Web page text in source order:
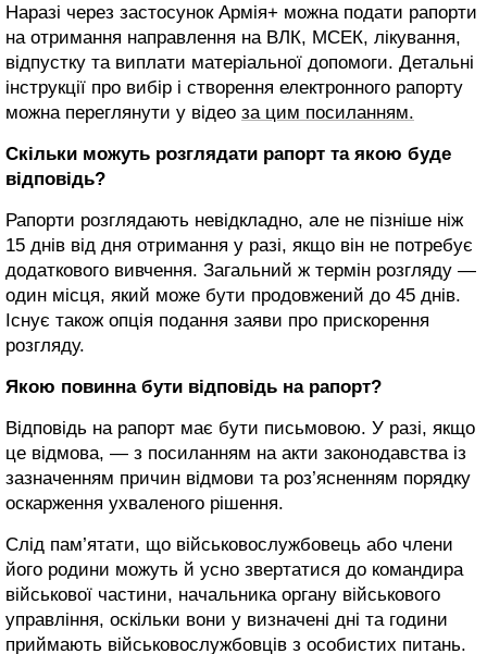
Наразі через застосунок Армія+ можна подати рапорти
на отримання направлення на ВЛК, МСЕК, лікування,
відпустку та виплати матеріальної допомоги. Детальні
інструкції про вибір і створення електронного рапорту
можна переглянути у відео за цим посиланням.
Скільки можуть розглядати рапорт та якою буде
відповідь?
Рапорти розглядають невідкладно, але не пізніше ніж
15 днів від дня отримання у разі, якщо він не потребує
додаткового вивчення. Загальний ж термін розгляду —
один місця, який може бути продовжений до 45 днів.
Існує також опція подання заяви про прискорення
розгляду.
Якою повинна бути відповідь на рапорт?
Відповідь на рапорт має бути письмовою. У разі, якщо
це відмова, — з посиланням на акти законодавства із
зазначенням причин відмови та роз’ясненням порядку
оскарження ухваленого рішення.
Слід пам’ятати, що військовослужбовець або члени
його родини можуть й усно звертатися до командира
військової частини, начальника органу військового
управління, оскільки вони у визначені дні та години
приймають військовослужбовців з особистих питань.